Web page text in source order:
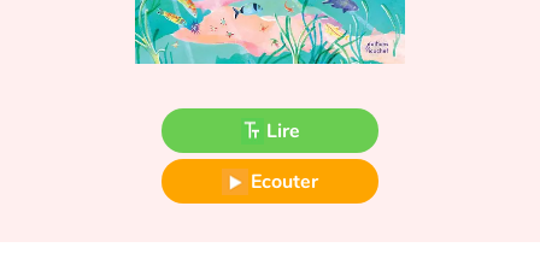
Fable, mythe, littérature et poésie
Ogres, monstres et sorcières
Lire
Ecouter